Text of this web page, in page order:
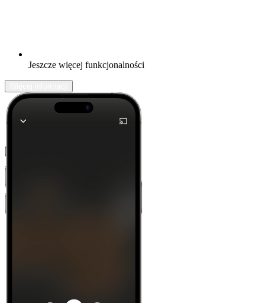
Jeszcze więcej funkcjonalności